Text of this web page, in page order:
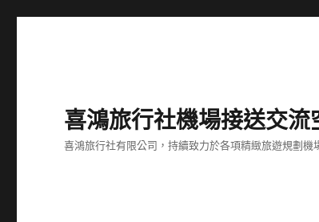
喜鴻旅行社機場接送交流
喜鴻旅行社有限公司，持續致力於各項精緻旅遊規劃